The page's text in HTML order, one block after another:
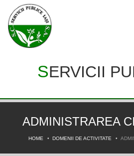
SERVICII
ADMINISTRAREA
HOME DOMENII DE ACTIVITATE